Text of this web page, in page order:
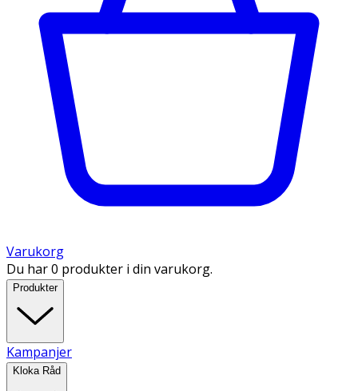
Varukorg
Du har 0 produkter i din varukorg.
Produkter
Kampanjer
Kloka Råd